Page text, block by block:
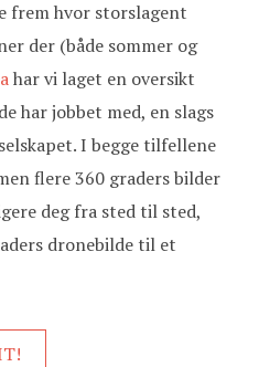
frem hvor storslagent
der (både sommer og
har vi laget en oversikt
har jobbet med, en slags
I begge tilfellene
flere 360 graders bilder
deg fra sted til sted,
dronebilde til et